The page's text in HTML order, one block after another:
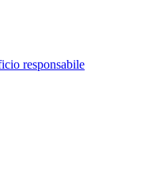
responsabile